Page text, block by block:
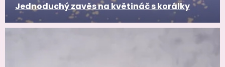
Jednoduchý zavěs na květináč s korálky